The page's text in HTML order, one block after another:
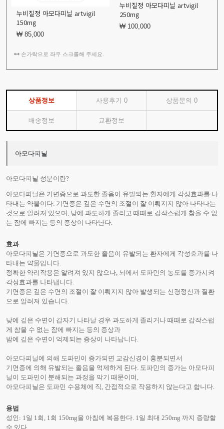
누비질정 아모다피닐 artvigil
150mg
₩ 85,000
누비질정 아모다피닐 artvigil
250mg
₩ 100,000
손가락으로 좌우 스크롤해 주세요.
상품정보 사용후기 0 상품문의0
배송정보 교환정보
아모다피닐
아모다피닐 성분이란?
아모다피닐은 기면증으로 과도한 졸음이 유발되는 환자에게 각성효과를 나
타내는 약물이다. 기면증은 깊은 수면의 조절이 잘 이뤄지지 않아 나타나는
것으로 알려져 있으며, 낮에 과도하게 졸리고 때때로 갑작스럽게 참을 수 없
는 잠에 빠지는 등의 증상이 나타난다.
효과
아모다피닐은 기면증으로 과도한 졸음이 유발되는 환자에게 각성효과를 나
타내는 약물입니다.
정확한 약리작용은 알려져 있지 않으나, 뇌에서 도파민의 농도를 증가시켜
각성효과를 나타냅니다.
기면증은 깊은 수면의 조절이 잘 이뤄지지 않아 발생되는 신경정신과 질환
으로 알려져 있습니다.
낮에 깊은 수면이 갑자기 나타날 경우 과도하게 졸리거나 때때로 갑작스럽
게 참을 수 없는 잠에 빠지는 등의 증상과
밤에 깊은 수면이 억제되는 증상이 나타납니다.
아모다피닐에 의해 도파민이 증가되면 교감신경이 흥분되면서
기면증에 의해 유발되는 졸음을 억제하게 된다. 도파민의 증가는 아모다피
닐이 도파민이 분해되는 과정을 막기 때문이며,
아모다피닐은 도파민 수용체에 직, 간접적으로 작용하지 않는다고 합니다.
용법
성인: 1일 1회, 1회 150mg을 아침에 복용한다. 1일 최대 250mg 까지 증량할
수 있다.